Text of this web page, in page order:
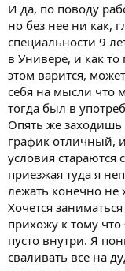
И да, по поводу
но без нее ни как,
специальности 9
в Универе, и как то
этом варится,
себя на мысли что
тогда был в
Опять же
график отличный,
условия
приезжая туда я
лежать конечно не
Хочется
прихожу к тому
пусто внутри. Я
сваливать все на